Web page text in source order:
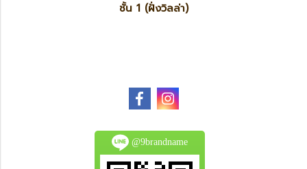
ชั้น 1 (ฝั่งวิลล่า)
@9brandname